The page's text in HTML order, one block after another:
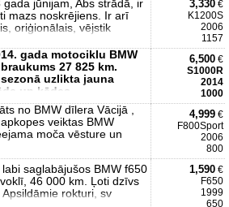
gada jūnijam, Abs strādā, ir
mazs noskrējiens. Ir arī
oriģionālais, vējstik
3,330 €
K1200S
2006
1157
gada motociklu BMW
27 825 km.
uzlikta jauna
un ķēdes
6,500 €
S1000R
2014
1000
no BMW dīlera Vācijā ,
veiktas BMW
moča vēsture un
4,999 €
F800Sport
2006
800
saglabājušos BMW f650
46 000 km. Ļoti dzīvs
rokturi, sv
1,590 €
F650
1999
650